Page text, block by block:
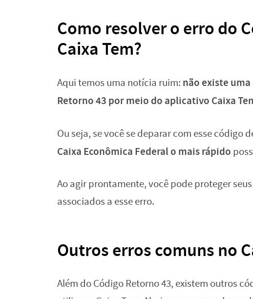
Como resolver o erro do
Caixa Tem?
Aqui temos uma notícia ruim: não existe
Retorno 43 por meio do aplicativo Caixa
Ou seja, se você se deparar com esse código
Caixa Econômica Federal o mais rápido
Ao agir prontamente, você pode proteger
associados a esse erro.
Outros erros comuns no
Além do Código Retorno 43, existem outros